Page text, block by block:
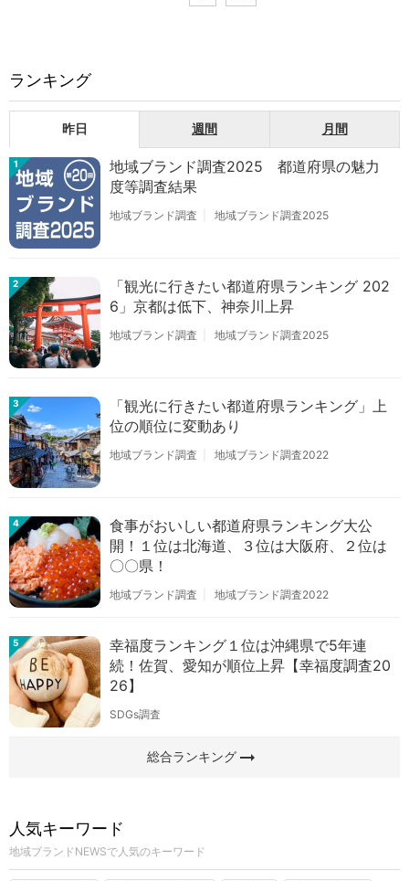
ランキング
昨日 週間 月間
1
地域ブランド調査2025 都道府県の魅力
度等調査結果
地域ブランド調査 地域ブランド調査2025
2
「観光に行きたい都道府県ランキング 202
6」京都は低下、神奈川上昇
地域ブランド調査 地域ブランド調査2025
3
「観光に行きたい都道府県ランキング」上
位の順位に変動あり
地域ブランド調査 地域ブランド調査2022
4
食事がおいしい都道府県ランキング大公
開！１位は北海道、３位は大阪府、２位は
〇〇県！
地域ブランド調査 地域ブランド調査2022
5
幸福度ランキング１位は沖縄県で5年連
続！佐賀、愛知が順位上昇【幸福度調査20
26】
SDGs調査
総合ランキングarrow_right_alt
人気キーワード
地域ブランドNEWSで人気のキーワード